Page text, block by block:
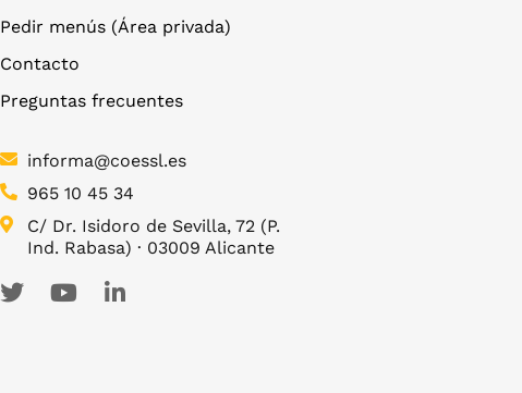
Pedir menús (Área privada)
Contacto
Preguntas frecuentes
informa@coessl.es
965 10 45 34
C/ Dr. Isidoro de Sevilla, 72 (P.
Ind. Rabasa) · 03009 Alicante